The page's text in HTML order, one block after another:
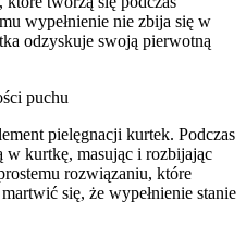
wypełnienie nie zbija się w
odzyskuje swoją pierwotną
puchu
pielęgnacji kurtek. Podczas
w kurtkę, masując i rozbijając
rozwiązaniu, które
się, że wypełnienie stanie